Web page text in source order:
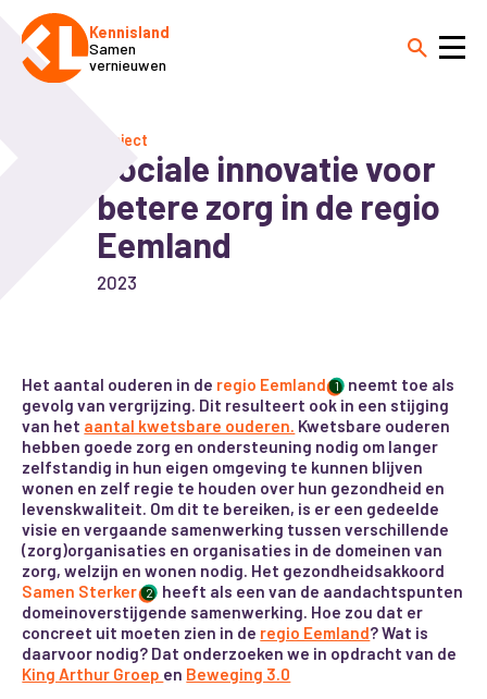
Kennisland
Samen
vernieuwen
Project
Sociale innovatie voor
betere zorg in de regio
Eemland
2023
Het aantal ouderen in de regio Eemland 1 neemt toe als
gevolg van vergrijzing. Dit resulteert ook in een stijging
van het aantal kwetsbare ouderen. Kwetsbare ouderen
hebben goede zorg en ondersteuning nodig om langer
zelfstandig in hun eigen omgeving te kunnen blijven
wonen en zelf regie te houden over hun gezondheid en
levenskwaliteit. Om dit te bereiken, is er een gedeelde
visie en vergaande samenwerking tussen verschillende
(zorg)organisaties en organisaties in de domeinen van
zorg, welzijn en wonen nodig. Het gezondheidsakkoord
Samen Sterker 2
heeft als een van de aandachtspunten
domeinoverstijgende samenwerking. Hoe zou dat er
concreet uit moeten zien in de regio Eemland? Wat is
daarvoor nodig? Dat onderzoeken we in opdracht van de
King Arthur Groep en Beweging 3.0